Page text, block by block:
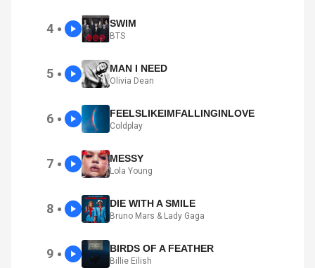
4 ● SWIM
BTS
5 ● MAN I NEED
Olivia Dean
6 ● FEELSLIKEIMFALLINGINLOVE
Coldplay
7 ● MESSY
Lola Young
8 ● DIE WITH A SMILE
Bruno Mars & Lady Gaga
9 ● BIRDS OF A FEATHER
Billie Eilish